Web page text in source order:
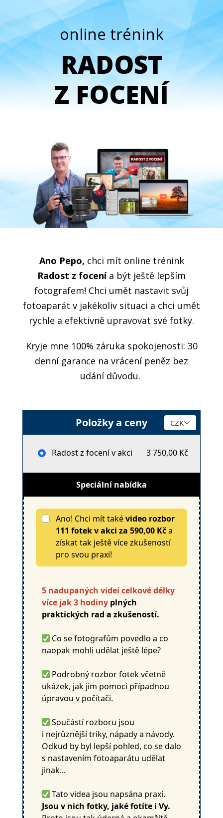
online trénink
RADOST
Z FOCENÍ
Ano Pepo, chci mít online trénink
Radost z focenía být ještě lepším
fotografem! Chci umět nastavit svůj
fotoaparát v jakékoliv situaci a chci umět
rychle a efektivně upravovat své fotky.
Kryje mne 100% záruka spokojenosti: 30
denní garance na vrácení peněz bez
udání důvodu.
Položky a ceny
Radost z focení v akci 3 750,00 Kč
Speciální nabídka
Ano! Chci mít takévideo rozbor
111 fotek v akci za 590,00 Kča
získat tak ještě více zkušeností
pro svou praxi!
5 nadupaných videí celkové délky
více jak 3 hodinyplných
praktických rad a zkušeností.
Co se fotografům povedlo a co
naopak mohli udělat ještě lépe?
Podrobný rozbor fotek včetně
ukázek, jak jim pomoci případnou
úpravou v počítači.
Součástí rozboru jsou
i nejrůznější triky, nápady a návody.
Odkud by byl lepší pohled, co se dalo
s nastavením fotoaparátu udělat
jinak...
Tato videa jsou napsána praxí.
Jsou v nich fotky, jaké fotíte i Vy.